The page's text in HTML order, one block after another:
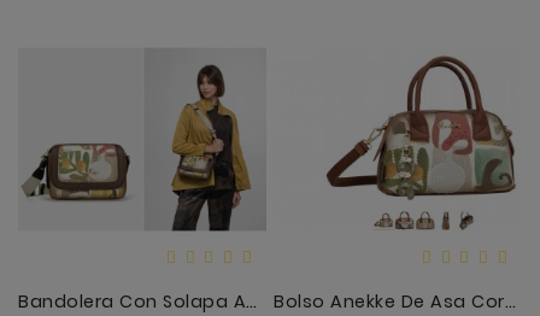
Bandolera Con Solapa Amphora Bolso Anekke De Asa Corta